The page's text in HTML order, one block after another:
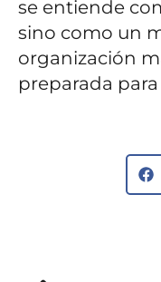
se entiende
sino como un
organización
preparada